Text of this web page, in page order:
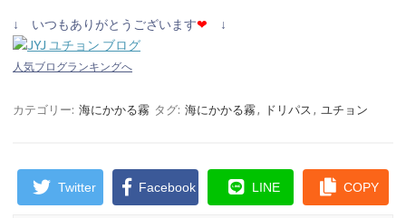
↓ いつもありがとうございます❤ ↓
人気ブログランキングへ
カテゴリー: 海にかかる霧 タグ: 海にかかる霧, ドリパス , ユチョン
Twitter Facebook LINE COPY